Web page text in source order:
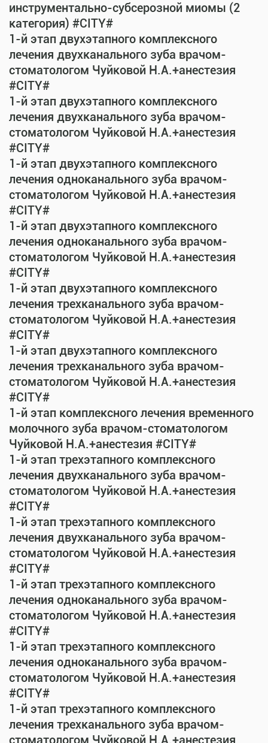
инструментально-субсерозной миомы (2
категория) #CITY#
1-й этап двухэтапного комплексного
лечения двухканального зуба врачом-
стоматологом Чуйковой Н.А.+анестезия
#CITY#
1-й этап двухэтапного комплексного
лечения двухканального зуба врачом-
стоматологом Чуйковой Н.А.+анестезия
#CITY#
1-й этап двухэтапного комплексного
лечения одноканального зуба врачом-
стоматологом Чуйковой Н.А.+анестезия
#CITY#
1-й этап двухэтапного комплексного
лечения одноканального зуба врачом-
стоматологом Чуйковой Н.А.+анестезия
#CITY#
1-й этап двухэтапного комплексного
лечения трехканального зуба врачом-
стоматологом Чуйковой Н.А.+анестезия
#CITY#
1-й этап двухэтапного комплексного
лечения трехканального зуба врачом-
стоматологом Чуйковой Н.А.+анестезия
#CITY#
1-й этап комплексного лечения временного
молочного зуба врачом-стоматологом
Чуйковой Н.А.+анестезия #CITY#
1-й этап трехэтапного комплексного
лечения двухканального зуба врачом-
стоматологом Чуйковой Н.А.+анестезия
#CITY#
1-й этап трехэтапного комплексного
лечения двухканального зуба врачом-
стоматологом Чуйковой Н.А.+анестезия
#CITY#
1-й этап трехэтапного комплексного
лечения одноканального зуба врачом-
стоматологом Чуйковой Н.А.+анестезия
#CITY#
1-й этап трехэтапного комплексного
лечения одноканального зуба врачом-
стоматологом Чуйковой Н.А.+анестезия
#CITY#
1-й этап трехэтапного комплексного
лечения трехканального зуба врачом-
стоматологом Чуйковой Н.А.+анестезия